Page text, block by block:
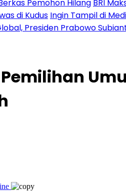
Pemohon Hilang BRI
di Kudus Ingin Tampil di
Presiden Prabowo